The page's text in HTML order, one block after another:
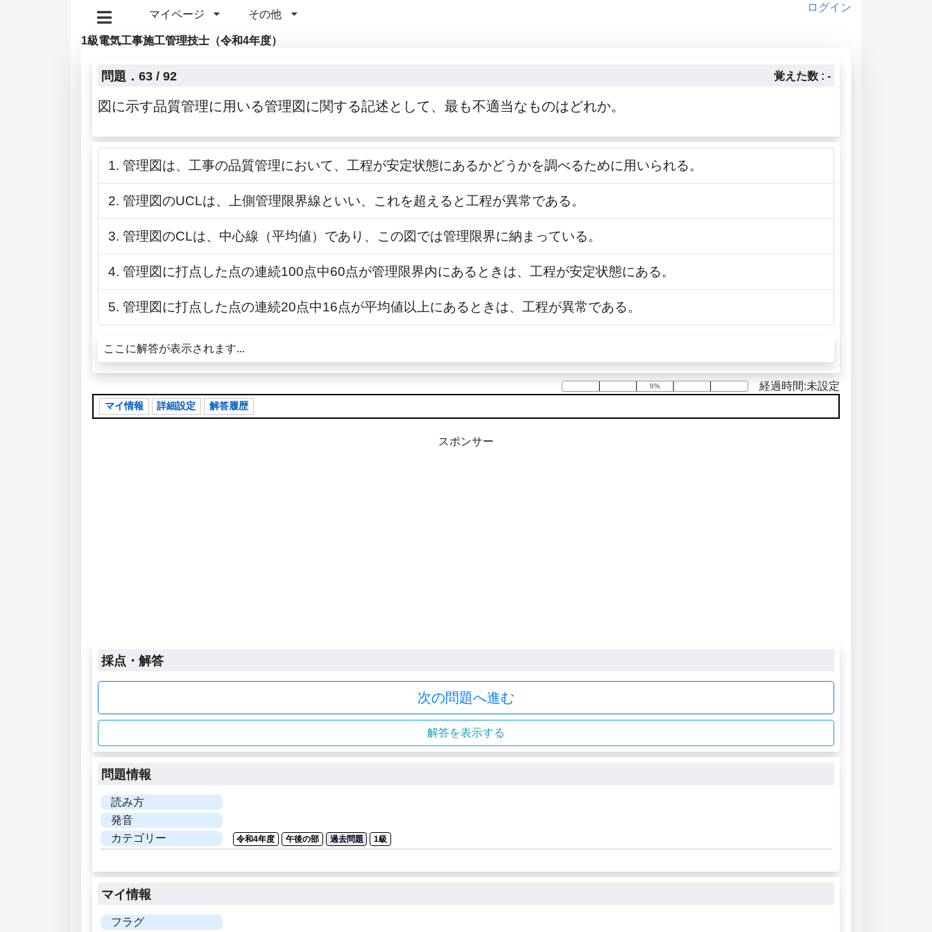
マイページ その他
ログイン
1級電気工事施工管理技士（令和4年度）
問題．63 / 92 覚えた数 : -
図に示す品質管理に用いる管理図に関する記述として、最も不適当なものはどれか。
1. 管理図は、工事の品質管理において、工程が安定状態にあるかどうかを調べるために用いられる。
2. 管理図のUCLは、上側管理限界線といい、これを超えると工程が異常である。
3. 管理図のCLは、中心線（平均値）であり、この図では管理限界に納まっている。
4. 管理図に打点した点の連続100点中60点が管理限界内にあるときは、工程が安定状態にある。
5. 管理図に打点した点の連続20点中16点が平均値以上にあるときは、工程が異常である。
ここに解答が表示されます...
0%
0% 経過時間:未設定
マイ情報 詳細設定 解答履歴
スポンサー
採点・解答
次の問題へ進む
解答を表示する
問題情報
読み方
発音
カテゴリー
令和4年度 午後の部 過去問題 1級
マイ情報
フラグ